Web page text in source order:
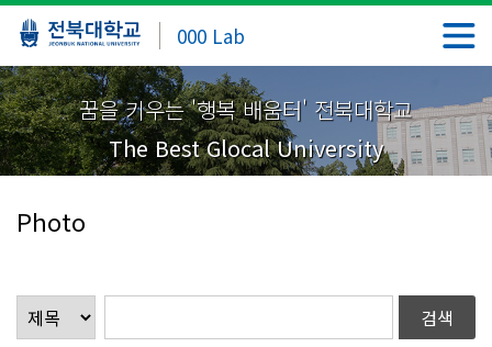
000 Lab
꿈을 키우는 '행복 배움터' 전북대학교
The Best Glocal University
Photo